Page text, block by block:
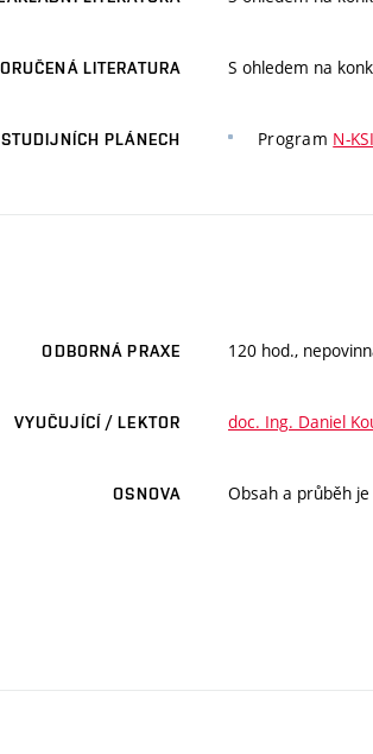
LITERATURA S ohledem na
PLÁNECH Program N-
ODBORNÁ PRAXE 120 hod.,
VYUČUJÍCÍ / LEKTOR doc. Ing. Daniel
OSNOVA Obsah a průběh